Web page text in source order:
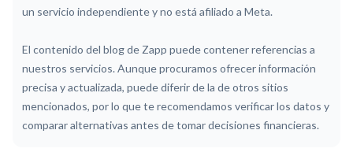
un servicio independiente y no está afiliado a Meta.
El contenido del blog de Zapp puede contener referencias a
nuestros servicios. Aunque procuramos ofrecer información
precisa y actualizada, puede diferir de la de otros sitios
mencionados, por lo que te recomendamos verificar los datos y
comparar alternativas antes de tomar decisiones financieras.